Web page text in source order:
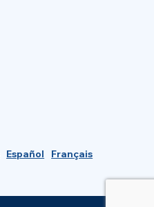
Español Français